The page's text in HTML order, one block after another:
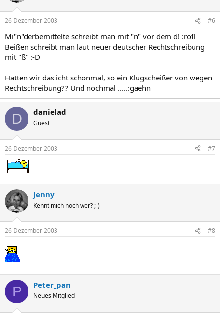
26 Dezember 2003 #6
Mi"n"derbemittelte schreibt man mit "n" vor dem d! :rofl
Beißen schreibt man laut neuer deutscher Rechtschreibung
mit "ß" :-D
Hatten wir das icht schonmal, so ein Klugscheißer von wegen
Rechtschreibung?? Und nochmal .....:gaehn
D danielad
Guest
26 Dezember 2003 #7
Jenny
Kennt mich noch wer? ;-)
26 Dezember 2003 #8
P Peter_pan
Neues Mitglied